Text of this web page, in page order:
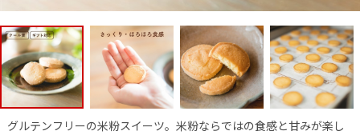
グルテンフリーの米粉スイーツ。米粉ならではの食感と甘みが楽し